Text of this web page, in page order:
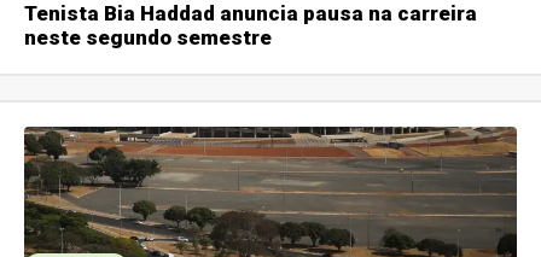
Tenista Bia Haddad anuncia pausa na carreira
neste segundo semestre